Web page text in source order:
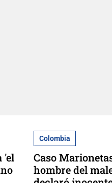
'el
Colombia
Caso
hombre del